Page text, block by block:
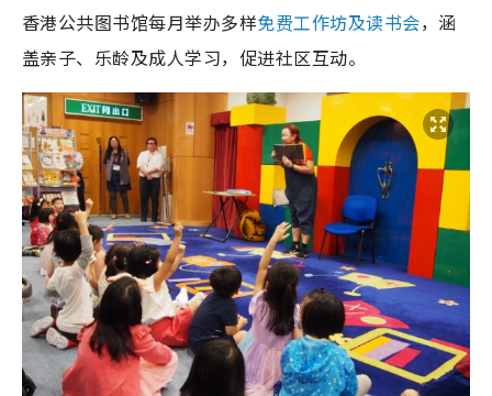
香港公共图书馆每月举办多样免费工作坊及读书会，涵
盖亲子、乐龄及成人学习，促进社区互动。